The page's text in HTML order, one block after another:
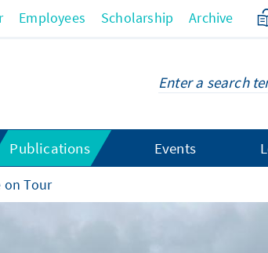
Employees Scholarship Archive
Publications Events
on Tour